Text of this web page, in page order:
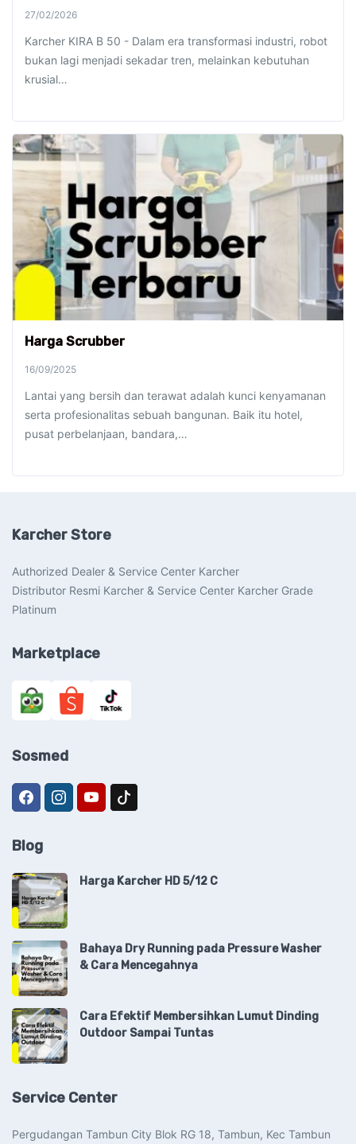
27/02/2026
Karcher KIRA B 50 - Dalam era transformasi industri, robot
bukan lagi menjadi sekadar tren, melainkan kebutuhan
krusial…
Harga Scrubber
16/09/2025
Lantai yang bersih dan terawat adalah kunci kenyamanan
serta profesionalitas sebuah bangunan. Baik itu hotel,
pusat perbelanjaan, bandara,…
Karcher Store
Authorized Dealer & Service Center Karcher
Distributor Resmi Karcher & Service Center Karcher Grade
Platinum
Marketplace
Sosmed
Blog
Harga Karcher HD 5/12 C
Bahaya Dry Running pada Pressure Washer
& Cara Mencegahnya
Cara Efektif Membersihkan Lumut Dinding
Outdoor Sampai Tuntas
Service Center
Pergudangan Tambun City Blok RG 18, Tambun, Kec Tambun